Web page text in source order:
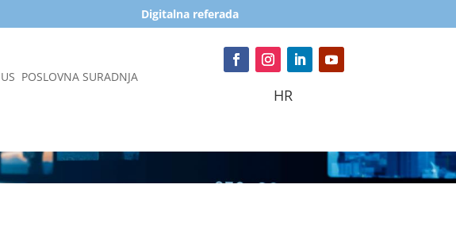
Digitalna referada
POSLOVNA SURADNJA
HR